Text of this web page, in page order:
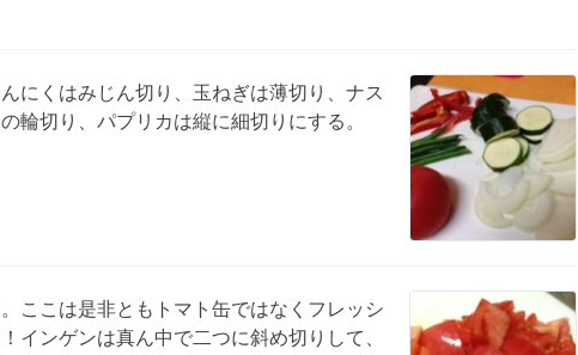
にくはみじん切り、玉ねぎは薄切り、ナス
輪切り、パプリカは縦に細切りにする。
ここは是非ともトマト缶ではなくフレッシ
インゲンは真ん中で二つに斜め切りして、